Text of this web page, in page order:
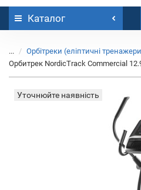
Каталог
...
Орбітреки (еліптичні
Орбитрек NordicTrack Commercial
Уточнюйте наявність